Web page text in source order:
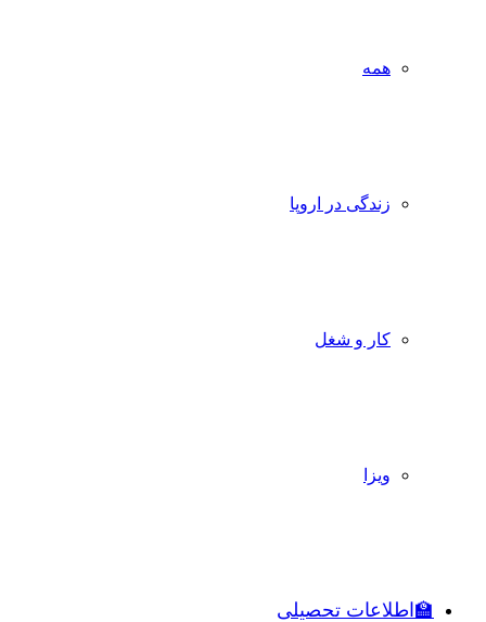
همه
زندگی در اروپا
کار و شغل
ویزا
🏫اطلاعات تحصیلی